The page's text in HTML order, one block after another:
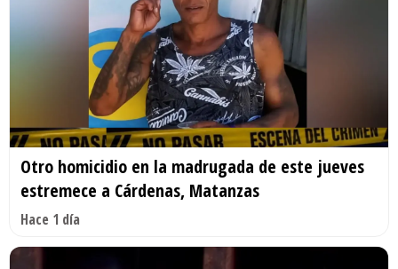
Otro homicidio en la madrugada de este jueves
estremece a Cárdenas, Matanzas
Hace 1 día